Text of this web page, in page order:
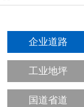
企业道路
工业地坪
国道省道